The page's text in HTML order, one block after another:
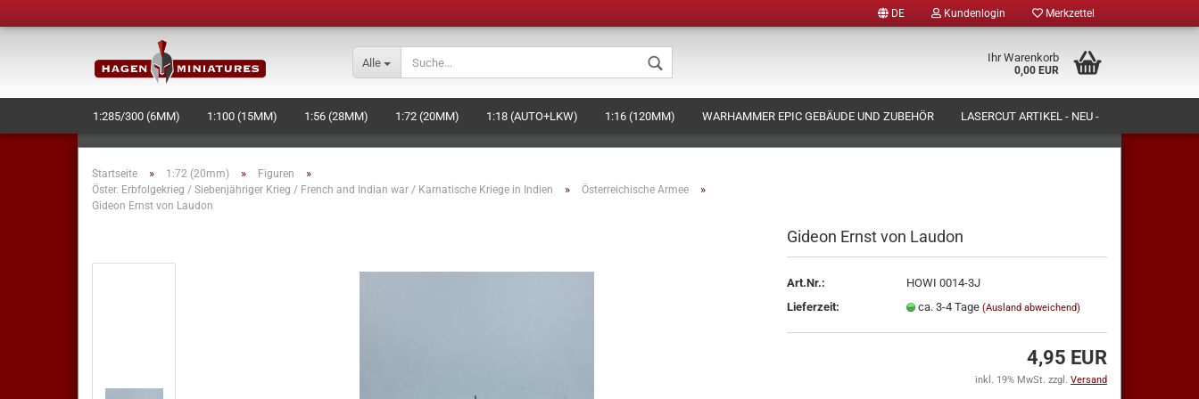
DE
Währung auswählen
Lieferland
Kundenlogin
Konto erstellen
Passwort vergessen?
Merkzettel
Alle Ihr Warenkorb
0,00 EUR
1:285/300 (6MM) 1:100 (15MM) 1:56 (28MM) 1:72 (20MM) 1:18 (AUTO+LKW) 1:16 (120MM) WARHAMMER EPIC GEBÄUDE UND ZUBEHÖR LASERCUT ARTIKEL - NEU -
SCHIFFE/RAUMSCHIFFE BASES WERKZEUG + ZUBEHÖR DAS HAGEN-MINIATURES KONZEPT (EIGENE FIGUREN HERSTELLEN LASSEN) FORMENBAU UND PRODUKTION
Startseite » 1:72 (20mm) » Figuren »
Öster. Erbfolgekrieg / Siebenjähriger Krieg / French and Indian war / Karnatische Kriege in Indien » Österreichische Armee »
Gideon Ernst von Laudon
Gideon Ernst von Laudon
Art.Nr.:
HOWI 0014-3J
Lieferzeit:
ca. 3-4 Tage(Ausland abweichend)
4,95 EUR
inkl. 19% MwSt. zzgl. Versand